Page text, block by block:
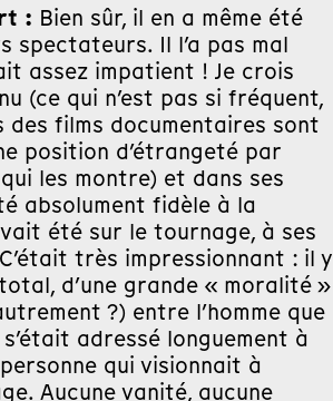
: Bien sûr, il en a même été
spectateurs. Il l’a pas mal
assez impatient ! Je crois
(ce qui n’est pas si fréquent,
des films documentaires sont
position d’étrangeté par
les montre) et dans ses
absolument fidèle à la
été sur le tournage, à ses
très impressionnant : il y
d’une grande « moralité »
?) entre l’homme que
adressé longuement à
qui visionnait à
Aucune vanité, aucune